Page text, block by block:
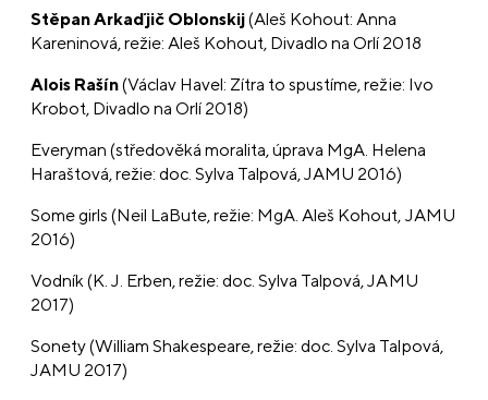
Stěpan Arkaďjič Oblonskij(Aleš Kohout: Anna
Kareninová, režie: Aleš Kohout, Divadlo na Orlí 2018
Alois Rašín(Václav Havel: Zítra to spustíme, režie: Ivo
Krobot, Divadlo na Orlí 2018)
Everyman (středověká moralita, úprava MgA. Helena
Haraštová, režie: doc. Sylva Talpová, JAMU 2016)
Some girls (Neil LaBute, režie: MgA. Aleš Kohout, JAMU
2016)
Vodník (K. J. Erben, režie: doc. Sylva Talpová, JAMU
2017)
Sonety (William Shakespeare, režie: doc. Sylva Talpová,
JAMU 2017)